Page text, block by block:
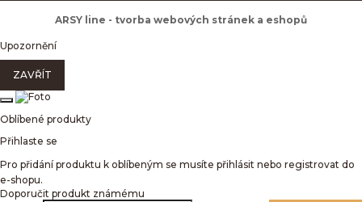
ARSY line - tvorba webových stránek a eshopů
Upozornění
ZAVŘÍT
Oblíbené produkty
Přihlaste se
Pro přidání produktu k oblíbeným se musíte přihlásit nebo registrovat do
e-shopu.
Doporučit produkt známému